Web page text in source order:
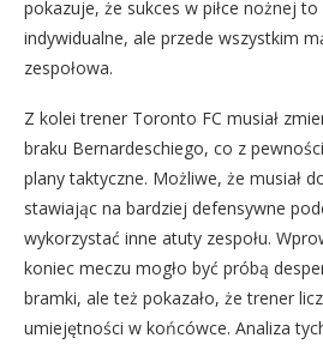
pokazuje, że sukces w piłce nożnej
indywidualne, ale przede wszystkim
zespołowa.
Z kolei trener Toronto FC musiał
braku Bernardeschiego, co z
plany taktyczne. Możliwe, że musiał
stawiając na bardziej defensywne
wykorzystać inne atuty zespołu.
koniec meczu mogło być próbą
bramki, ale też pokazało, że trener
umiejętności w końcówce. Analiza